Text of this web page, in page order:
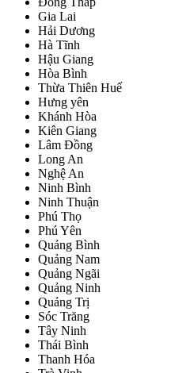
Gia Lai
Hải Dương
Hà Tĩnh
Hậu Giang
Hòa Bình
Thừa Thiên Huế
Hưng yên
Khánh Hòa
Kiên Giang
Lâm Đồng
Long An
Nghệ An
Ninh Bình
Ninh Thuận
Phú Thọ
Phú Yên
Quảng Bình
Quảng Nam
Quảng Ngãi
Quảng Ninh
Quảng Trị
Sóc Trăng
Tây Ninh
Thái Bình
Thanh Hóa